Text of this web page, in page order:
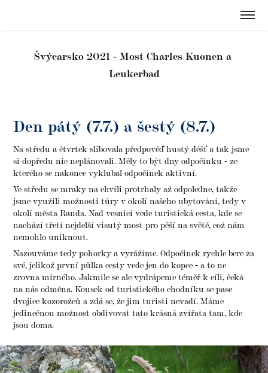
Švýcarsko 2021 - Most Charles Kuonen a
Leukerbad
Den pátý (7.7.) a šestý (8.7.)
Na středu a čtvrtek slibovala předpověď hustý déšť a tak jsme
si dopředu nic neplánovali. Měly to být dny odpočinku - ze
kterého se nakonec vyklubal odpočinek aktivní.
Ve středu se mraky na chvíli protrhaly až odpoledne, takže
jsme využili možnosti túry v okolí našeho ubytování, tedy v
okolí města Randa. Nad vesnicí vede turistická cesta, kde se
nachází třetí nejdelší visutý most pro pěší na světě, což nám
nemohlo uniknout.
Nazouváme tedy pohorky a vyrážíme. Odpočinek rychle bere za
své, jelikož první půlka cesty vede jen do kopce - a to ne
zrovna mírného. Jakmile se ale vydrápeme téměř k cíli, čeká
na nás odměna. Kousek od turistického chodníku se pase
dvojice kozorožců a zdá se, že jim turisti nevadí. Máme
jedinečnou možnost obdivovat tato krásná zvířata tam, kde
jsou doma.